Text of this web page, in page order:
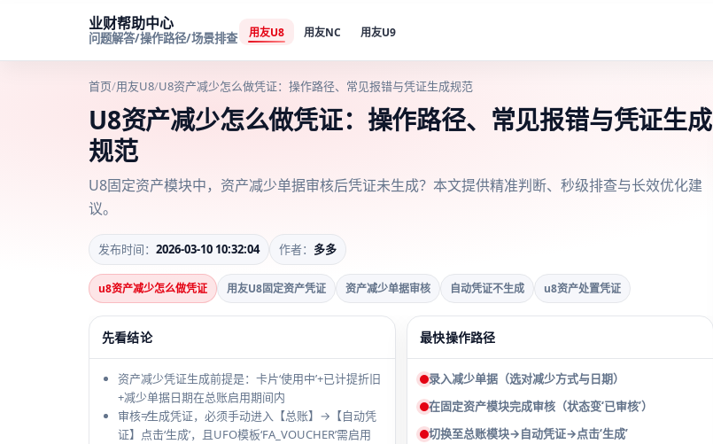
业财帮助中心
问题解答/操作路径/场景排查 用友U8 用友NC 用友U9
首页/用友U8/U8资产减少怎么做凭证：操作路径、常见报错与凭证生成规范
U8资产减少怎么做凭证：操作路径、常见报错与凭证生成
规范
U8固定资产模块中，资产减少单据审核后凭证未生成？本文提供精准判断、秒级排查与长效优化建
议。
发布时间： 2026-03-10 10:32:04 作者： 多多
u8资产减少怎么做凭证 用友U8固定资产凭证 资产减少单据审核 自动凭证不生成 u8资产处置凭证
先看结论
资产减少凭证生成前提是：卡片‘使用中’+已计提折旧
+减少单据日期在总账启用期间内
审核≠生成凭证，必须手动进入【总账】→【自动凭
证】点击‘生成’，且UFO模板‘FA_VOUCHER’需启用
最快操作路径
录入减少单据（选对减少方式与日期）
在固定资产模块完成审核（状态变‘已审核’）
切换至总账模块→自动凭证→点击‘生成’